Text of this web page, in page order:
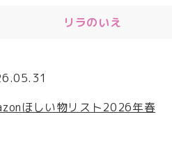
リラのいえ
ほしい物リスト2026年春